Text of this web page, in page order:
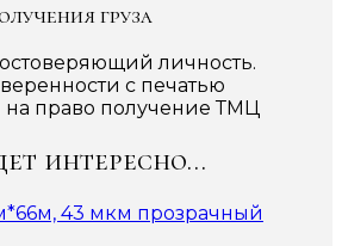
груза
личность.
с печатью
на право получение ТМЦ
интересно…